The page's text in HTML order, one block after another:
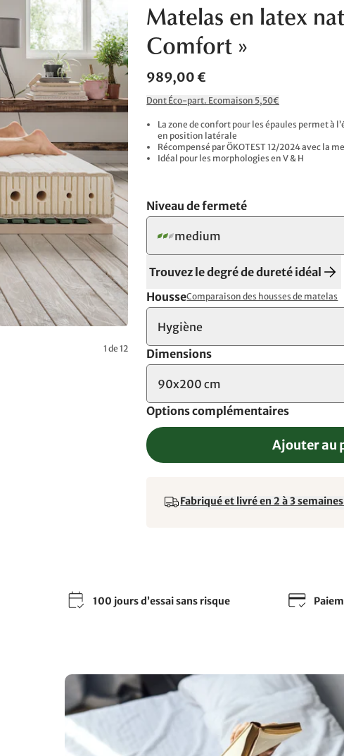
1 de 12
Matelas en latex
Comfort »
989,00 €
Dont Éco-part. Ecomaison 5,50€
La zone de confort pour les épaules permet à
en position latérale
Récompensé par ÖKOTEST 12/2024 avec la
Idéal pour les morphologies en V & H
Niveau de fermeté
medium
Trouvez le degré de dureté idéal
HousseComparaison des housses de matelas
Hygiène
Dimensions
90x200 cm
Options complémentaires
Ajouter au
Fabriqué et livré en 2 à 3
100 jours d’essai sans risque